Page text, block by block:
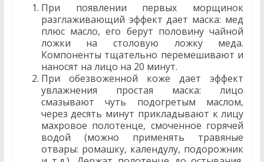
При появлении первых морщинок
разглаживающий эффект дает маска: мед
плюс масло, его берут половину чайной
ложки на столовую ложку меда.
Компоненты тщательно перемешивают и
наносят на лицо на 20 минут.
При обезвоженной коже дает эффект
увлажнения простая маска: лицо
смазывают чуть подогретым маслом,
через десять минут прикладывают к лицу
махровое полотенце, смоченное горячей
водой (можно применять травяные
отвары: ромашку, календулу, подорожник